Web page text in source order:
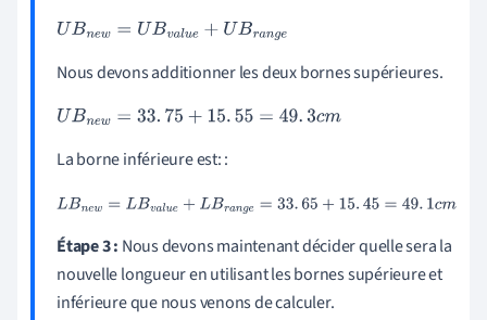
UBnew= UB value+UB range
Nous devons additionner les deux bornes supérieures.
UBnew= 33 .75+ 15. 55=49.3cm
La borne inférieure est: :
LBnew =L Bvalue+LB range=33.65+15.45= 49.1cm
Étape 3 : Nous devons maintenant décider quelle sera la
nouvelle longueur en utilisant les bornes supérieure et
inférieure que nous venons de calculer.